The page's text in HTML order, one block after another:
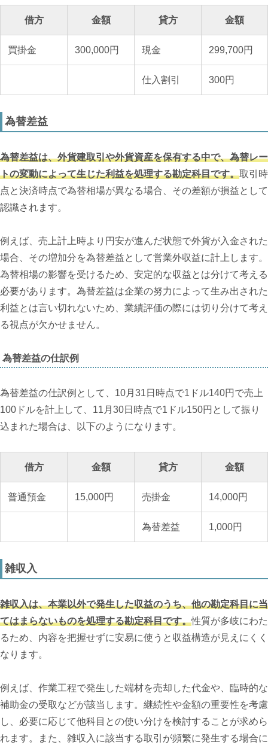
借方 金額 貸方 金額
買掛金 300,000円 現金 299,700円
仕入割引 300円
為替差益
為替差益は、外貨建取引や外貨資産を保有する中で、為替レー
トの変動によって生じた利益を処理する勘定科目です。取引時
点と決済時点で為替相場が異なる場合、その差額が損益として
認識されます。
例えば、売上計上時より円安が進んだ状態で外貨が入金された
場合、その増加分を為替差益として営業外収益に計上します。
為替相場の影響を受けるため、安定的な収益とは分けて考える
必要があります。為替差益は企業の努力によって生み出された
利益とは言い切れないため、業績評価の際には切り分けて考え
る視点が欠かせません。
為替差益の仕訳例
為替差益の仕訳例として、10月31日時点で1ドル140円で売上
100ドルを計上して、11月30日時点で1ドル150円として振り
込まれた場合は、以下のようになります。
借方 金額 貸方 金額
普通預金 15,000円 売掛金 14,000円
為替差益 1,000円
雑収入
雑収入は、本業以外で発生した収益のうち、他の勘定科目に当
てはまらないものを処理する勘定科目です。性質が多岐にわた
るため、内容を把握せずに安易に使うと収益構造が見えにくく
なります。
例えば、作業工程で発生した端材を売却した代金や、臨時的な
補助金の受取などが該当します。継続性や金額の重要性を考慮
し、必要に応じて他科目との使い分けを検討することが求めら
れます。また、雑収入に該当する取引が頻繁に発生する場合に